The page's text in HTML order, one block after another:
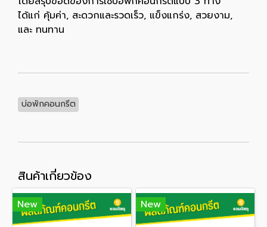
ได้แก่ คุ้มค่า, สะดวกและรวดเร็ว, แข็งแกร่ง, สวยงาม,
และ ทนทาน
บ่อพักคอนกรีต
สินค้าเกี่ยวข้อง
New New